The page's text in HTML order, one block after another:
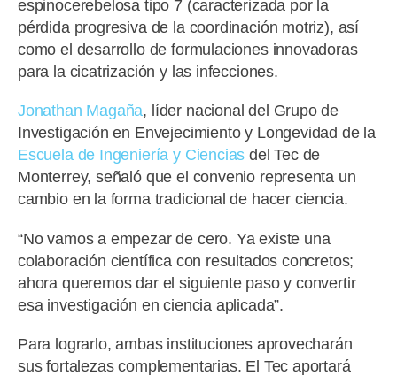
espinocerebelosa tipo 7 (caracterizada por la
pérdida progresiva de la coordinación motriz), así
como el desarrollo de formulaciones innovadoras
para la cicatrización y las infecciones.
Jonathan Magaña, líder nacional del Grupo de
Investigación en Envejecimiento y Longevidad de la
Escuela de Ingeniería y Ciencias del Tec de
Monterrey, señaló que el convenio representa un
cambio en la forma tradicional de hacer ciencia.
“No vamos a empezar de cero. Ya existe una
colaboración científica con resultados concretos;
ahora queremos dar el siguiente paso y convertir
esa investigación en ciencia aplicada”.
Para lograrlo, ambas instituciones aprovecharán
sus fortalezas complementarias. El Tec aportará